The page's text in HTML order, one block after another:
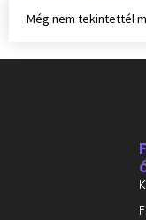
Még nem tekintettél